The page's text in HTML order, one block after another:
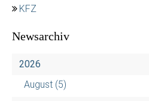
KFZ
Newsarchiv
2026
August (5)